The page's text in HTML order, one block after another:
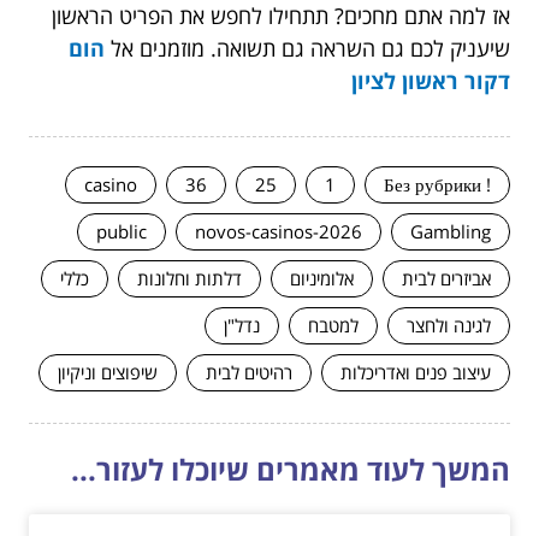
אז למה אתם מחכים? תתחילו לחפש את הפריט הראשון
שיעניק לכם גם השראה גם תשואה. מוזמנים אל הום
דקור ראשון לציון
! Без рубрики
1
25
36
casino
Gambling
novos-casinos-2026
public
אביזרים לבית
אלומיניום דלתות וחלונות
כללי
לגינה ולחצר
למטבח
נדל"ן
עיצוב פנים ואדריכלות
רהיטים לבית שיפוצים וניקיון
המשך לעוד מאמרים שיוכלו לעזור...